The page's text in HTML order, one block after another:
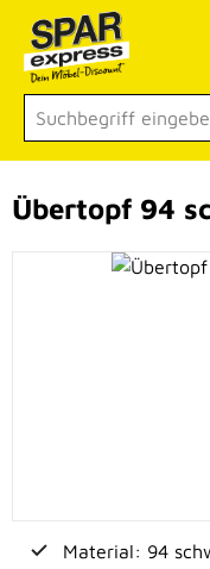
Zum Hauptinhalt
Bildergalerie
Übertopf 94
Material: 94